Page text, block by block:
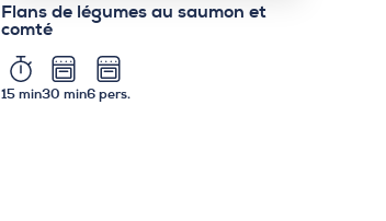
Flans de légumes au saumon et
comté
15 min30 min6 pers.